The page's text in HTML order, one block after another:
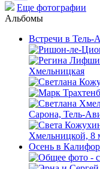
Еще фотографии
Альбомы
Встречи в Тель-
Осень в